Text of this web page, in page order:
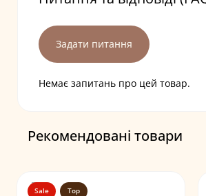
Задати питання
Немає запитань про цей товар.
Рекомендовані товари
Sale Top